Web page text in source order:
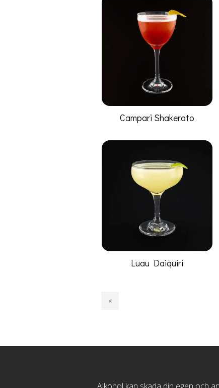
Campari Shakerato
Luau Daiquiri
«